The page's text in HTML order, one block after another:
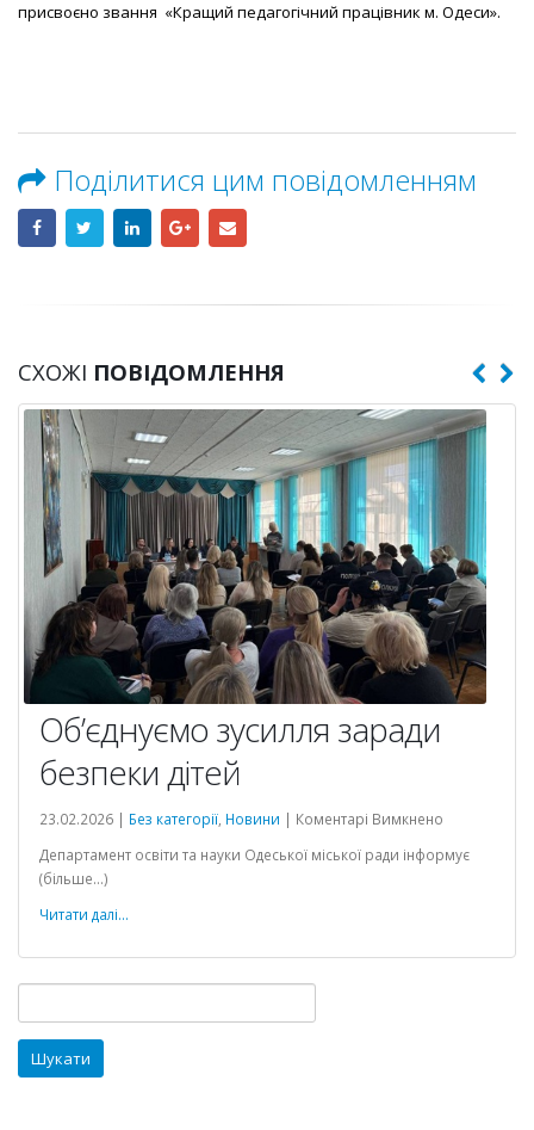
присвоєно звання «Кращий педагогічний працівник м. Одеси».
Поділитися цим повідомленням
СХОЖІ ПОВІДОМЛЕННЯ
Об’єднуємо зусилля заради
безпеки дітей
23.02.2026 | Без категорії Новини | Коментарі Вимкнено
зусилля
Департамент освіти та науки Одеської міської ради інформує
(більше…)
Читати далі...